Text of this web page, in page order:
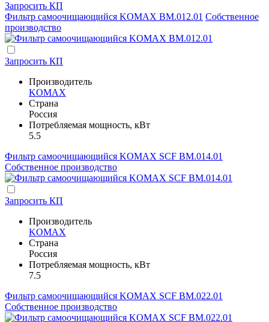
Запросить КП
Фильтр самоочищающийся KOMAX BM.012.01 Собственное
производство
Запросить КП
Производитель
KOMAX
Страна
Россия
Потребляемая мощность, кВт
5.5
Фильтр самоочищающийся KOMAX SCF BM.014.01
Собственное производство
Запросить КП
Производитель
KOMAX
Страна
Россия
Потребляемая мощность, кВт
7.5
Фильтр самоочищающийся KOMAX SCF BM.022.01
Собственное производство